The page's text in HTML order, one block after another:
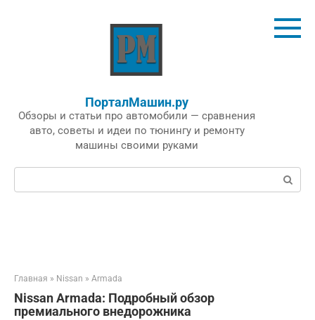
ПорталМашин.ру
Обзоры и статьи про автомобили — сравнения
авто, советы и идеи по тюнингу и ремонту
машины своими руками
Поиск:
Главная » Nissan » Armada
Nissan Armada: Подробный обзор
премиального внедорожника